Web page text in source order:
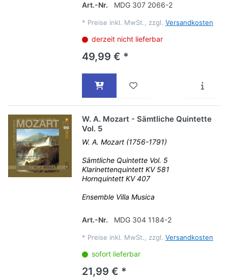
Art.-Nr.
MDG 307 2066-2
* Preise inkl. MwSt., zzgl. Versandkosten
derzeit nicht lieferbar
49,99 € *
W. A. Mozart - Sämtliche Quintette
Vol. 5
W. A. Mozart (1756-1791)
Sämtliche Quintette Vol. 5
Klarinettenquintett KV 581
Hornquintett KV 407
Ensemble Villa Musica
Art.-Nr. MDG 304 1184-2
* Preise inkl. MwSt., zzgl. Versandkosten
sofort lieferbar
21,99 € *